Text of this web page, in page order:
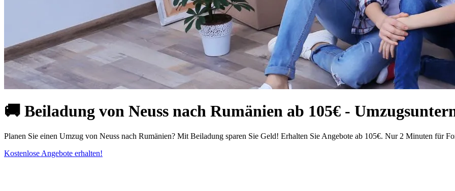
🚚 Beiladung von Neuss nach Rumänien ab 105€ -
Planen Sie einen Umzug von Neuss nach Rumänien? Mit Beiladung sparen Sie Geld! Erhalten Sie Angebote ab 105€. Nur 2 Minuten für
Kostenlose Angebote erhalten!